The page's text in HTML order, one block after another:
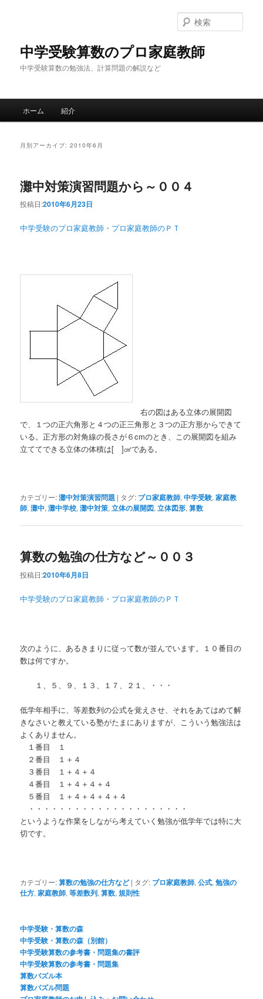
中学受験算数のプロ家庭教師
中学受験算数の勉強法、計算問題の解説など
索
メインコンテンツへ移動
サブコンテンツへ移動
ホーム 紹介
月別アーカイブ:2010年6月
灘中対策演習問題から～００４
投稿日:2010年6月23日
中学受験のプロ家庭教師・プロ家庭教師のＰＴ
右の図はある立体の展開図
で、１つの正六角形と４つの正三角形と３つの正方形からできて
いる。正方形の対角線の長さが６cmのとき、この展開図を組み
立ててできる立体の体積は[ ]㎤である。
カテゴリー:灘中対策演習問題 | タグ: プロ家庭教師,中学受験,家庭教
師,灘中,灘中学校,灘中対策,立体の展開図,立体図形,算数
算数の勉強の仕方など～００３
投稿日:2010年6月8日
中学受験のプロ家庭教師・プロ家庭教師のＰＴ
次のように、あるきまりに従って数が並んでいます。１０番目の
数は何ですか。
１、５、９、１３、１７、２１、・・・
低学年相手に、等差数列の公式を覚えさせ、それをあてはめて解
きなさいと教えている塾がたまにありますが、こういう勉強法は
よくありません。
１番目 １
２番目 １＋４
３番目 １＋４＋４
４番目 １＋４＋４＋４
５番目 １＋４＋４＋４＋４
・・・・・・・・・・・・・・・・・・・・・
というような作業をしながら考えていく勉強が低学年では特に大
切です。
カテゴリー:算数の勉強の仕方など | タグ: プロ家庭教師,公式,勉強の
仕方,家庭教師,等差数列,算数,規則性
中学受験・算数の森
中学受験・算数の森（別館）
中学受験算数の参考書・問題集の書評
中学受験算数の参考書・問題集
算数パズル本
算数パズル問題